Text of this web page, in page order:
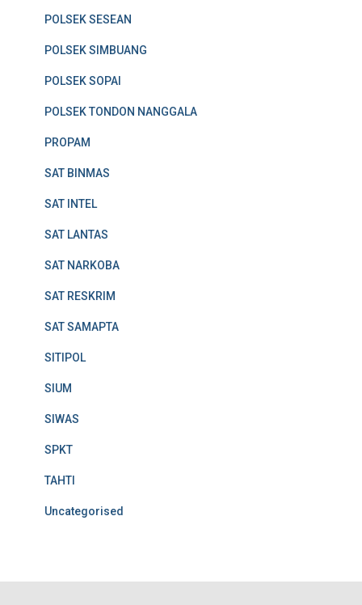
POLSEK SESEAN
POLSEK SIMBUANG
POLSEK SOPAI
POLSEK TONDON NANGGALA
PROPAM
SAT BINMAS
SAT INTEL
SAT LANTAS
SAT NARKOBA
SAT RESKRIM
SAT SAMAPTA
SITIPOL
SIUM
SIWAS
SPKT
TAHTI
Uncategorised